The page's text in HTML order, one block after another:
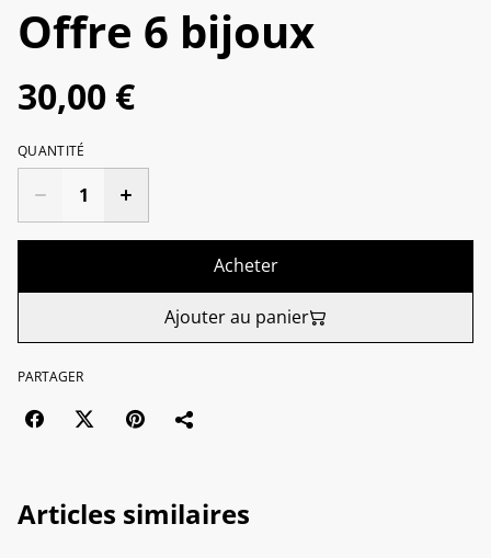
Offre 6 bijoux
30,00 €
QUANTITÉ
Acheter
Ajouter au panier
PARTAGER
Articles similaires